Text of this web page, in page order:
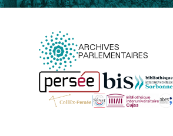
ARCHIVES
PARLEMENTAIRES